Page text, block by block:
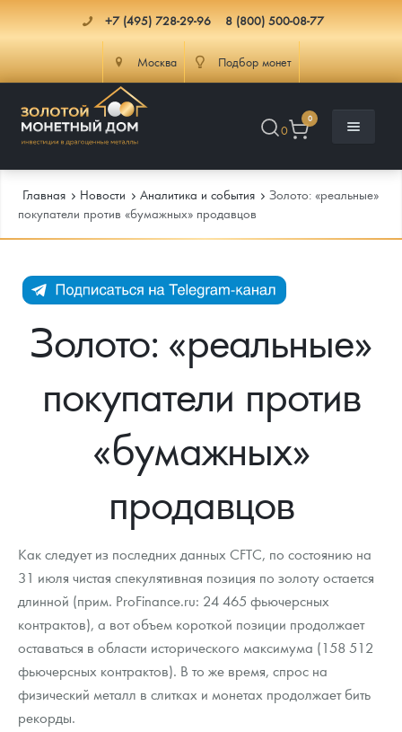
+7 (495) 728-29-96 8 (800) 500-08-77
Москва Подбор монет
0
0
Каталог Монет
Инвестиционные монеты
Памятные монеты России и СССР
Монеты Царской России
Монеты стран мира после 1950г
Монеты и жетоны ЗМД
Георгий Победоносец
Аксессуары
Гарри Поттер
Год Лошади
Флот: ледоколы и корабли
Инфо
Как сделать заказ
Памятка для работы с монетами из драгметаллов
Условия возврата
Монеты
Политика конфиденциальности
Доставка
Аналитика и события
Скупка слитков
Наши преимущества
Письмо директору
Пресс-служба
Главная Новости Аналитика и события
Золото: «реальные»
покупатели против «бумажных» продавцов
Золото: «реальные»
покупатели против
«бумажных»
продавцов
Как следует из последних данных CFTC, по состоянию на
31 июля чистая спекулятивная позиция по золоту остается
длинной (прим. ProFinance.ru: 24 465 фьючерсных
контрактов), а вот объем короткой позиции продолжает
оставаться в области исторического максимума (158 512
фьючерсных контрактов). В то же время, спрос на
физический металл в слитках и монетах продолжает бить
рекорды.